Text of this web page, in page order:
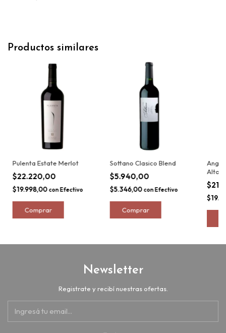
Productos similares
Pulenta Estate Merlot
$22.220,00
$19.998,00 con Efectivo
Sottano Clasico Blend
$5.940,00
$5.346,00 con Efectivo
Alta
Newsletter
Registrate y recibí nuestras ofertas.